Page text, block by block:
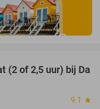
30%
(2 of 2,5 uur) bij Da
9.1 star